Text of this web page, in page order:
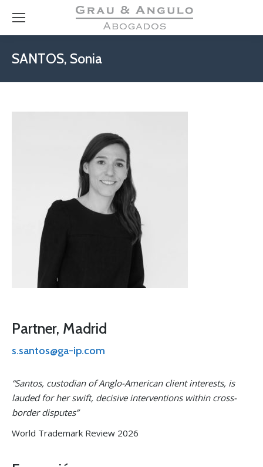
SANTOS, Sonia
Partner, Madrid
s.santos@ga-ip.com
“Santos, custodian of Anglo-American client interests, is
lauded for her swift, decisive interventions within cross-
border disputes”
World Trademark Review 2026